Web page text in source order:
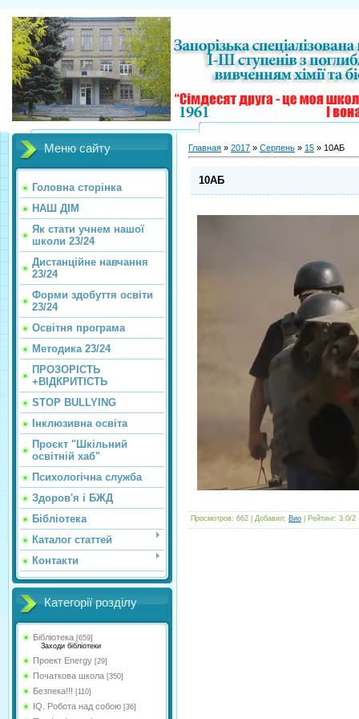
Меню сайту
Головна сторінка
НАШ ДІМ
Як стати учнем нашої
школи 23/24
Дистанційне навчання
23/24
Форми здобуття освіти
23/24
Освітня програма
Методика 23/24
ПРОЗОРІСТЬ
+ВІДКРИТІСТЬ
STOP BULLYING
Інклюзивна освіта
Проєкт "Шкільний
освітній хаб"
Психологічна служба
Здоров'я і БЖД
Бібліотека
Каталог статтей
Контакти
Категорії розділу
Бібліотека [659]
Заходи бібліотеки
Проект Energy [29]
Початкова школа [350]
Безпека!!! [110]
IQ. Робота над собою [36]
Главная » 2017 » Серпень » 15 » 10АБ
10АБ
Просмотров: 662 Добавил: Вио Рейтинг: 3.0/2